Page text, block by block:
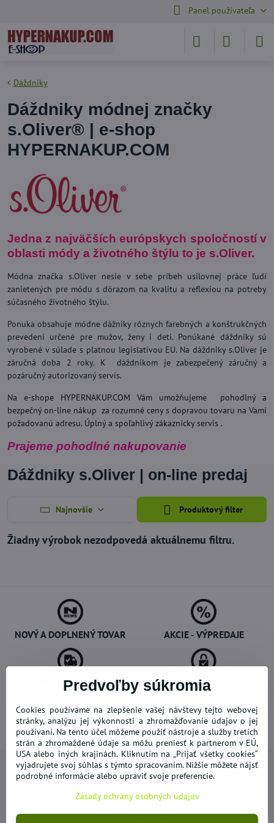
Panel používateľa
Dáždniky
Dáždniky módnej značky
s.Oliver® | e-shop
HYPERNAKUP.COM
Jedna z najväčších európskych spoločností v
oblasti módy a životného štýlu to je s.Oliver.
Módna značka s.Oliver nesie v sebe príbeh usilovnej práce ľudí
zanietených pre módu s dôrazom na kvalitu a reflexiou na potreby
súčasného životného štýlu.
Ponuka obsahuje módne dážniky rôznych farebných a konštrukčných
prevedení určené pre mužov, ženy i deti. Ponúkané dáždniky sú
vyrobené v súlade s platnou legislatívou EU. Na dáždniky s.Oliver je
záručná doba 2 roky. K dáždnikom je zabezpečený záručný a
pozáručný autorizovaný servis.
Na e-shope HYPERNAKUP.COM Vám umožňujeme pohodlný a
bezpečný on-line nákup za rozumné ceny s dopravou tovaru na Vami
požadovanú adresu. Úplný a spoľahlivý zákaznícky servis .
Prajeme pohodlné nakupovanie
Dáždniky s.Oliver | on-line predaj
Najnovšie Produktový filter
NOVÝ A DOPLNENÝ TOVAR AKCIE - VÝPREDAJE
DOPRAVA ZADARMO BEZPEČNÉ NAKUPOVANIE
OVERENÉ ZÁKAZNÍKMI
Newsletter
Predvoľby súkromia
Cookies používame na zlepšenie vašej návštevy tejto webovej
stránky, analýzu jej výkonnosti a zhromažďovanie údajov o jej
používaní. Na tento účel môžeme použiť nástroje a služby tretích
strán a zhromaždené údaje sa môžu preniesť k partnerom v EÚ,
USA alebo iných krajinách. Kliknutím na „Prijať všetky cookies“
vyjadrujete svoj súhlas s týmto spracovaním. Nižšie môžete nájsť
podrobné informácie alebo upraviť svoje preferencie.
Zásady ochrany osobných údajov